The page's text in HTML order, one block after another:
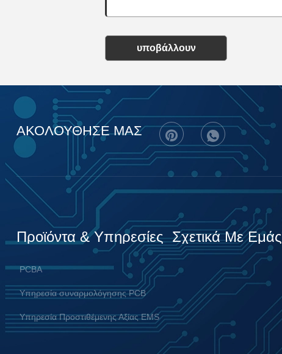
υποβάλλουν
ΑΚΟΛΟΥΘΗΣΕ ΜΑΣ
Προϊόντα & Υπηρεσίες
PCBA
Υπηρεσία συναρμολόγησης PCB
Υπηρεσία Προστιθέμενης Αξίας EMS
Σχετικά Με Εμάς